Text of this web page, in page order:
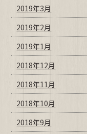
2019年3月
2019年2月
2019年1月
2018年12月
2018年11月
2018年10月
2018年9月